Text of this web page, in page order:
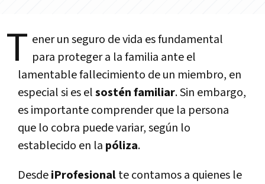
T ener un seguro de vida es fundamental
para proteger a la familia ante el
lamentable fallecimiento de un miembro, en
especial si es elsostén familiar. Sin embargo,
es importante comprender que la persona
que lo cobra puede variar, según lo
establecido en la póliza.
DesdeiProfesionalte contamos a quienes le